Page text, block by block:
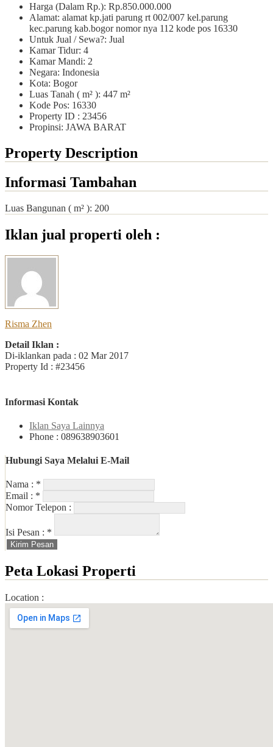
Harga (Dalam Rp.): Rp.850.000.000
Alamat: alamat kp.jati parung rt 002/007 kel.parung
kec.parung kab.bogor nomor nya 112 kode pos 16330
Untuk Jual / Sewa?: Jual
Kamar Tidur: 4
Kamar Mandi: 2
Negara: Indonesia
Kota: Bogor
Luas Tanah ( m² ): 447 m²
Kode Pos: 16330
Property ID : 23456
Propinsi: JAWA BARAT
Property Description
Informasi Tambahan
Luas Bangunan ( m² ): 200
Iklan jual properti oleh :
Risma Zhen
Detail Iklan :
Di-iklankan pada : 02 Mar 2017
Property Id : #23456
Informasi Kontak
Iklan Saya Lainnya
Phone : 089638903601
Hubungi Saya Melalui E-Mail
Nama : *
Email : *
Nomor Telepon :
Isi Pesan : *
Peta Lokasi Properti
Location :